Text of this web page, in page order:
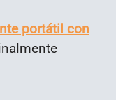
portátil con